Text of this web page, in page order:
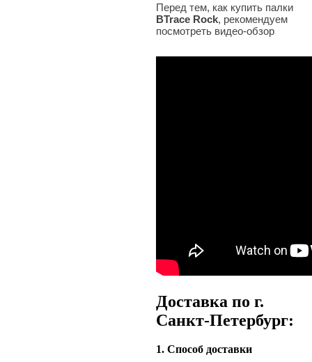
Перед тем, как купить палки
BTrace Rock, рекомендуем
посмотреть видео-обзор
Доставка по г.
Санкт-Петербург:
1. Способ доставки